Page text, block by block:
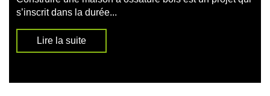
s’inscrit dans la durée...
Lire la suite